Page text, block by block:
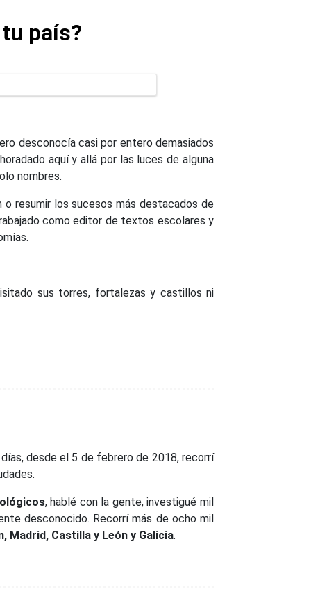
país?
desconocía casi por entero demasiados
horadado aquí y allá por las luces de alguna
nombres.
resumir los sucesos más destacados de
como editor de textos escolares y
sus torres, fortalezas y castillos ni
desde el 5 de febrero de 2018, recorrí
, hablé con la gente, investigué mil
desconocido. Recorrí más de ocho mil
Madrid, Castilla y León y Galicia.